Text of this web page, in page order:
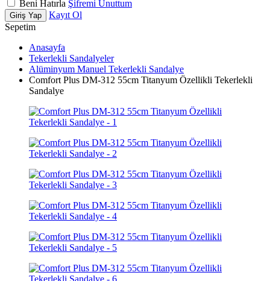
Beni Hatırla Şifremi Unuttum
Giriş Yap
Kayıt Ol
Sepetim
Anasayfa
Tekerlekli Sandalyeler
Alüminyum Manuel Tekerlekli Sandalye
Comfort Plus DM-312 55cm Titanyum Özellikli Tekerlekli
Sandalye